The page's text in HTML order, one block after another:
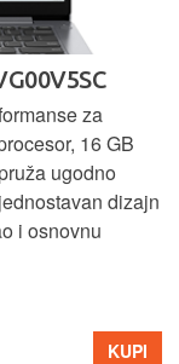
za
16 GB
ugodno
dizajn
i osnovnu
KUPI